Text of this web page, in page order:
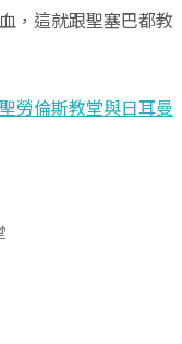
，這就跟聖塞巴都教
勞倫斯教堂與日耳曼